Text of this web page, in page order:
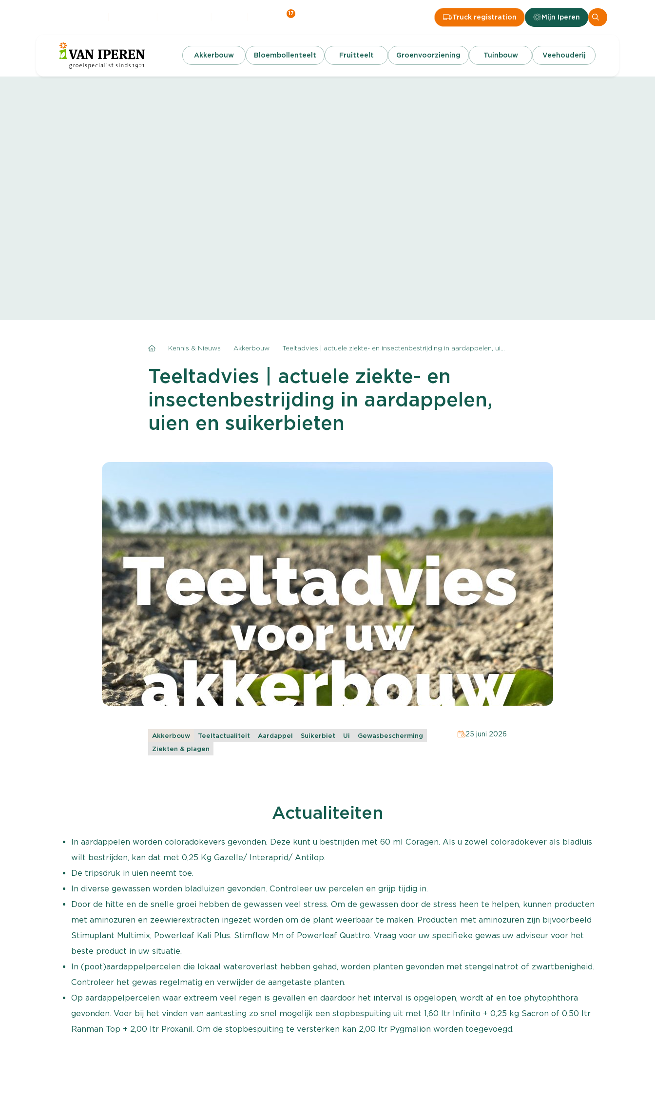
17 Contact Truck registration Mijn Iperen
Akkerbouw Bloembollenteelt Fruitteelt Groenvoorziening Tuinbouw Veehouderij
Kennis & Nieuws Akkerbouw Teeltadvies | actuele ziekte- en insectenbestrijding in aardappelen, uien en suikerbieten
Teeltadvies | actuele ziekte- en
insectenbestrijding in aardappelen,
uien en suikerbieten
Akkerbouw Teeltactualiteit Aardappel Suikerbiet Ui
Gewasbescherming
Ziekten & plagen
25 juni 2026
Actualiteiten
In aardappelen worden coloradokevers gevonden. Deze kunt u bestrijden met 60 ml Coragen. Als u zowel coloradokever als bladluis
wilt bestrijden, kan dat met 0,25 Kg Gazelle/ Interaprid/ Antilop.
De tripsdruk in uien neemt toe.
In diverse gewassen worden bladluizen gevonden. Controleer uw percelen en grijp tijdig in.
Door de hitte en de snelle groei hebben de gewassen veel stress. Om de gewassen door de stress heen te helpen, kunnen producten
met aminozuren en zeewierextracten ingezet worden om de plant weerbaar te maken. Producten met aminozuren zijn bijvoorbeeld
Stimuplant Multimix, Powerleaf Kali Plus. Stimflow Mn of Powerleaf Quattro. Vraag voor uw specifieke gewas uw adviseur voor het
beste product in uw situatie.
In (poot)aardappelpercelen die lokaal wateroverlast hebben gehad, worden planten gevonden met stengelnatrot of zwartbenigheid.
Controleer het gewas regelmatig en verwijder de aangetaste planten.
Op aardappelpercelen waar extreem veel regen is gevallen en daardoor het interval is opgelopen, wordt af en toe phytophthora
gevonden. Voer bij het vinden van aantasting zo snel mogelijk een stopbespuiting uit met 1,60 ltr Infinito + 0,25 kg Sacron of 0,50 ltr
Ranman Top + 2,00 ltr Proxanil. Om de stopbespuiting te versterken kan 2,00 ltr Pygmalion worden toegevoegd.